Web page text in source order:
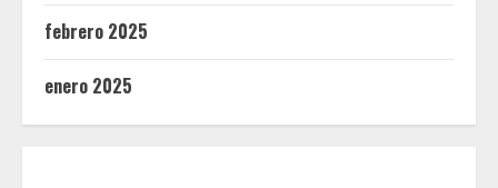
febrero 2025
enero 2025